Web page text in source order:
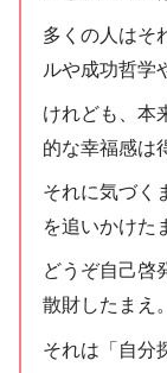
多くの人はそ
ルや成功哲学
けれども、本
的な幸福感は
それに気づく
を追いかけた
どうぞ自己啓
散財したまえ。
それは「自分